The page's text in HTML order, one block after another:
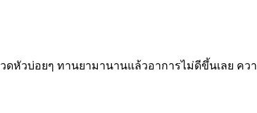
หัวบ่อยๆ ทานยามานานแล้วอาการไม่ดีขึ้นเลย ค